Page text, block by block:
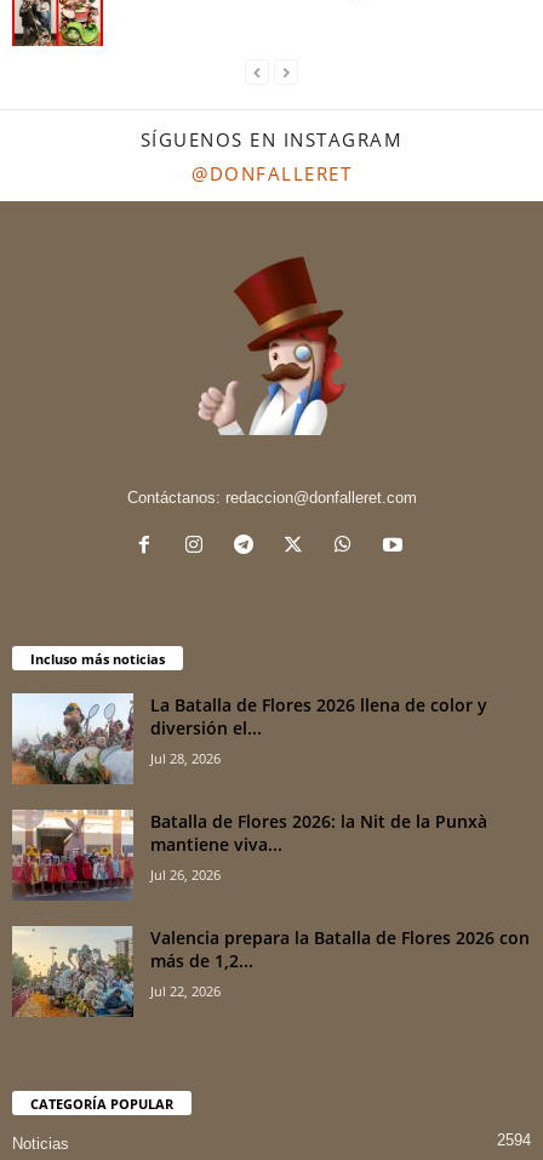
SÍGUENOS EN INSTAGRAM
@DONFALLERET
Contáctanos: redaccion@donfalleret.com
Incluso más noticias
La Batalla de Flores 2026 llena de color y
diversión el...
Jul 28, 2026
Batalla de Flores 2026: la Nit de la Punxà
mantiene viva...
Jul 26, 2026
Valencia prepara la Batalla de Flores 2026 con
más de 1,2...
Jul 22, 2026
CATEGORÍA POPULAR
Noticias 2594